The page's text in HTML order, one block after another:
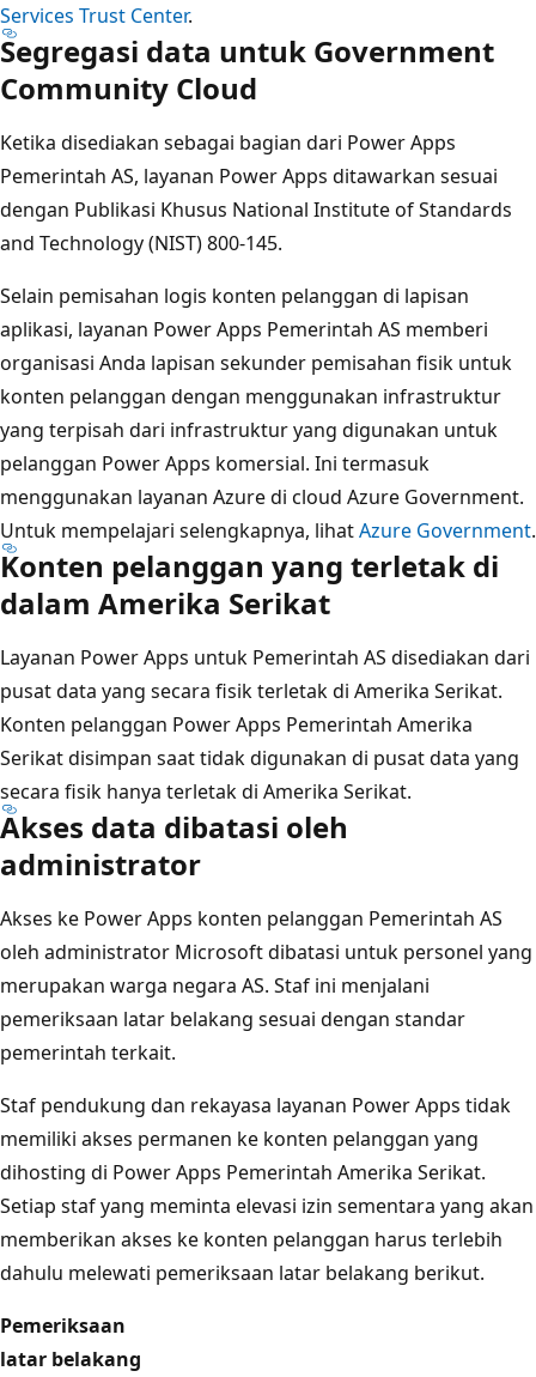
Services Trust Center.
Segregasi data untuk Government
Community Cloud
Ketika disediakan sebagai bagian dari Power Apps
Pemerintah AS, layanan Power Apps ditawarkan sesuai
dengan Publikasi Khusus National Institute of Standards
and Technology (NIST) 800-145.
Selain pemisahan logis konten pelanggan di lapisan
aplikasi, layanan Power Apps Pemerintah AS memberi
organisasi Anda lapisan sekunder pemisahan fisik untuk
konten pelanggan dengan menggunakan infrastruktur
yang terpisah dari infrastruktur yang digunakan untuk
pelanggan Power Apps komersial. Ini termasuk
menggunakan layanan Azure di cloud Azure Government.
Untuk mempelajari selengkapnya, lihatAzure Government.
Konten pelanggan yang terletak di
dalam Amerika Serikat
Layanan Power Apps untuk Pemerintah AS disediakan dari
pusat data yang secara fisik terletak di Amerika Serikat.
Konten pelanggan Power Apps Pemerintah Amerika
Serikat disimpan saat tidak digunakan di pusat data yang
secara fisik hanya terletak di Amerika Serikat.
Akses data dibatasi oleh
administrator
Akses ke Power Apps konten pelanggan Pemerintah AS
oleh administrator Microsoft dibatasi untuk personel yang
merupakan warga negara AS. Staf ini menjalani
pemeriksaan latar belakang sesuai dengan standar
pemerintah terkait.
Staf pendukung dan rekayasa layanan Power Apps tidak
memiliki akses permanen ke konten pelanggan yang
dihosting di Power Apps Pemerintah Amerika Serikat.
Setiap staf yang meminta elevasi izin sementara yang akan
memberikan akses ke konten pelanggan harus terlebih
dahulu melewati pemeriksaan latar belakang berikut.
Pemeriksaan
latar belakang